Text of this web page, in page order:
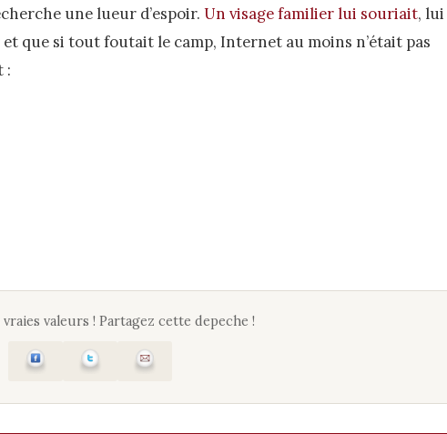
une lueur d’espoir. Un visage familier lui souriait, lui
que si tout foutait le camp, Internet au moins n’était pas
:
valeurs ! Partagez cette depeche !